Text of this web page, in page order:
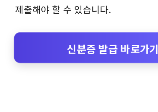
제출해야 할 수 있습니다.
신분증 발급 바로가기